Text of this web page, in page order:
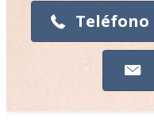
Teléfono